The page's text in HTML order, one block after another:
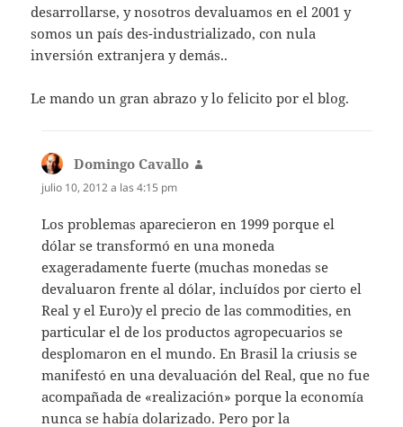
desarrollarse, y nosotros devaluamos en el 2001 y
somos un país des-industrializado, con nula
inversión extranjera y demás..
Le mando un gran abrazo y lo felicito por el blog.
Domingo Cavallo
julio 10, 2012 a las 4:15 pm
Los problemas aparecieron en 1999 porque el
dólar se transformó en una moneda
exageradamente fuerte (muchas monedas se
devaluaron frente al dólar, incluídos por cierto el
Real y el Euro)y el precio de las commodities, en
particular el de los productos agropecuarios se
desplomaron en el mundo. En Brasil la criusis se
manifestó en una devaluación del Real, que no fue
acompañada de «realización» porque la economía
nunca se había dolarizado. Pero por la